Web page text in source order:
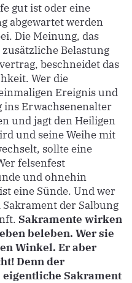
gut ist oder eine
abgewartet werden
Die Meinung, das
Belastung
beschneidet das
Wer die
Ereignis und
ins Erwachsenenalter
und jagt den Heiligen
und seine Weihe mit
sollte eine
felsenfest
und ohnehin
eine Sünde. Und wer
der Salbung
Sakramente wirken
beleben. Wer sie
Winkel. Er aber
Denn der
eigentliche Sakrament